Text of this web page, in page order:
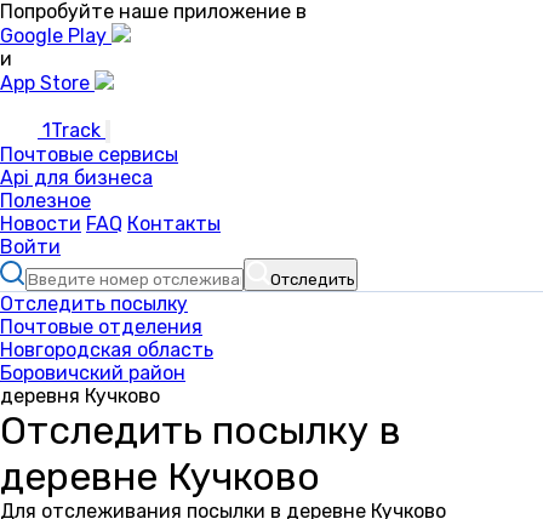
Попробуйте наше приложение в
Google Play
и
App Store
1Track
Почтовые сервисы
Api для бизнеса
Полезное
Новости FAQ Контакты
Войти
Отследить
Отследить посылку
Почтовые отделения
Новгородская область
Боровичский район
деревня Кучково
Отследить посылку в
деревне Кучково
Для отслеживания посылки в деревне Кучково